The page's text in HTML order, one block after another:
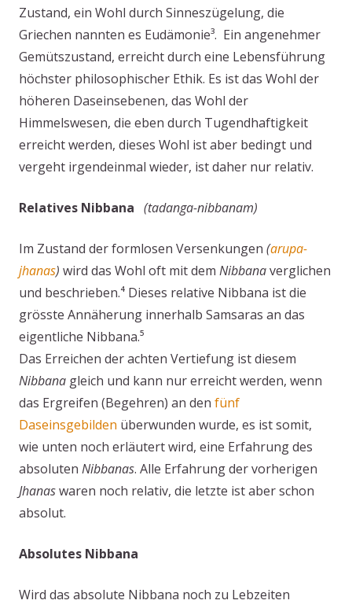
Zustand, ein Wohl durch Sinneszügelung, die
Griechen nannten es Eudämonie³. Ein angenehmer
Gemütszustand, erreicht durch eine Lebensführung
höchster philosophischer Ethik. Es ist das Wohl der
höheren Daseinsebenen, das Wohl der
Himmelswesen, die eben durch Tugendhaftigkeit
erreicht werden, dieses Wohl ist aber bedingt und
vergeht irgendeinmal wieder, ist daher nur relativ.
Relatives Nibbana (tadanga-nibbanam)
Im Zustand der formlosen Versenkungen (arupa-
jhanas) wird das Wohl oft mit dem Nibbanaverglichen
und beschrieben.⁴ Dieses relative Nibbana ist die
grösste Annäherung innerhalb Samsaras an das
eigentliche Nibbana.⁵
Das Erreichen der achten Vertiefung ist diesem
Nibbana gleich und kann nur erreicht werden, wenn
das Ergreifen (Begehren) an den fünf
Daseinsgebilden überwunden wurde, es ist somit,
wie unten noch erläutert wird, eine Erfahrung des
absoluten Nibbanas. Alle Erfahrung der vorherigen
Jhanaswaren noch relativ, die letzte ist aber schon
absolut.
Absolutes Nibbana
Wird das absolute Nibbana noch zu Lebzeiten